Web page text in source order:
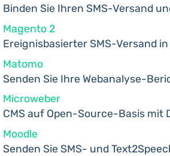
Binden Sie Ihren SMS-Versand
Magento 2
Ereignisbasierter SMS-Versand
Matomo
Senden Sie Ihre Webanalyse-
Microweber
CMS auf Open-Source-Basis mit
Moodle
Senden Sie SMS- und